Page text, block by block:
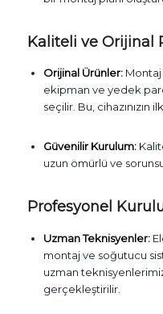
Kaliteli ve Orijinal
Orijinal Ürünler:Montaj
ekipman ve yedek
seçilir. Bu, cihazınızın
Güvenilir Kurulum:
uzun ömürlü ve
Profesyonel
Uzman Teknisyenler:
montaj ve soğutucu
uzman
gerçekleştirilir.